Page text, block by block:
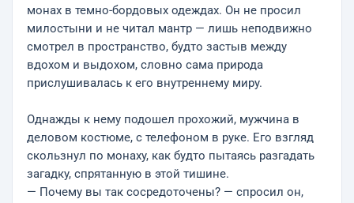
монах в темно-бордовых одеждах. Он не просил
милостыни и не читал мантр — лишь неподвижно
смотрел в пространство, будто застыв между
вдохом и выдохом, словно сама природа
прислушивалась к его внутреннему миру.
Однажды к нему подошел прохожий, мужчина в
деловом костюме, с телефоном в руке. Его взгляд
скользнул по монаху, как будто пытаясь разгадать
загадку, спрятанную в этой тишине.
— Почему вы так сосредоточены? — спросил он,